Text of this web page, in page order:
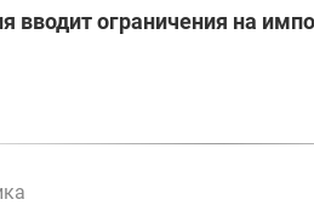
вводит ограничения на